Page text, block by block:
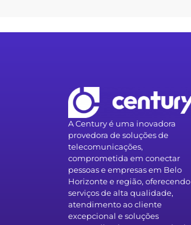
A Century é uma inovadora
provedora de soluções de
telecomunicações,
comprometida em conectar
pessoas e empresas em Belo
Horizonte e região, oferecendo
serviços de alta qualidade,
atendimento ao cliente
excepcional e soluções